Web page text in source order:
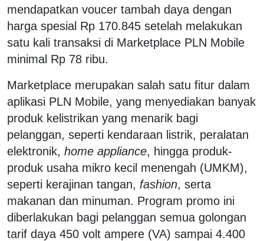
mendapatkan voucer tambah daya dengan
harga spesial Rp 170.845 setelah melakukan
satu kali transaksi di Marketplace PLN Mobile
minimal Rp 78 ribu.
Marketplace merupakan salah satu fitur dalam
aplikasi PLN Mobile, yang menyediakan banyak
produk kelistrikan yang menarik bagi
pelanggan, seperti kendaraan listrik, peralatan
elektronik, home appliance, hingga produk-
produk usaha mikro kecil menengah (UMKM),
seperti kerajinan tangan, fashion, serta
makanan dan minuman. Program promo ini
diberlakukan bagi pelanggan semua golongan
tarif daya 450 volt ampere (VA) sampai 4.400